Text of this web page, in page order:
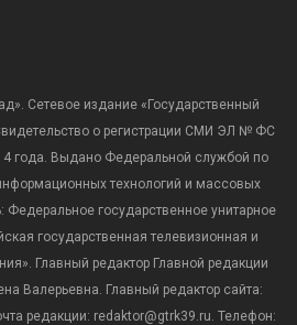
Сетевое издание «Государственный
о регистрации СМИ ЭЛ № ФС
года. Выдано Федеральной службой по
технологий и массовых
Федеральное государственное унитарное
государственная телевизионная и
Главный редактор Главной редакции
Валерьевна. Главный редактор сайта:
редакции: redaktor@gtrk39.ru. Телефон: